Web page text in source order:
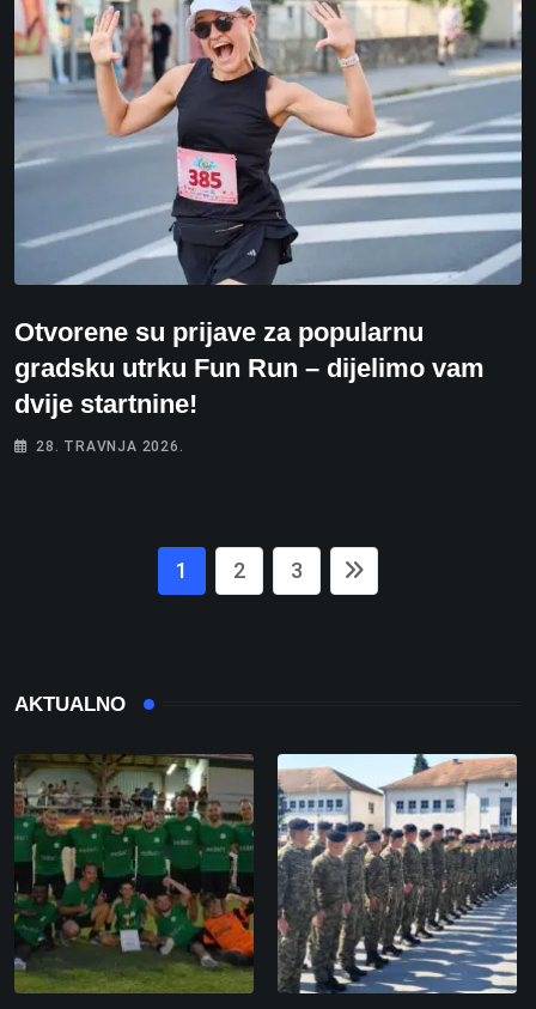
Otvorene su prijave za popularnu
gradsku utrku Fun Run – dijelimo vam
dvije startnine!
28. TRAVNJA 2026.
1 2 3
AKTUALNO